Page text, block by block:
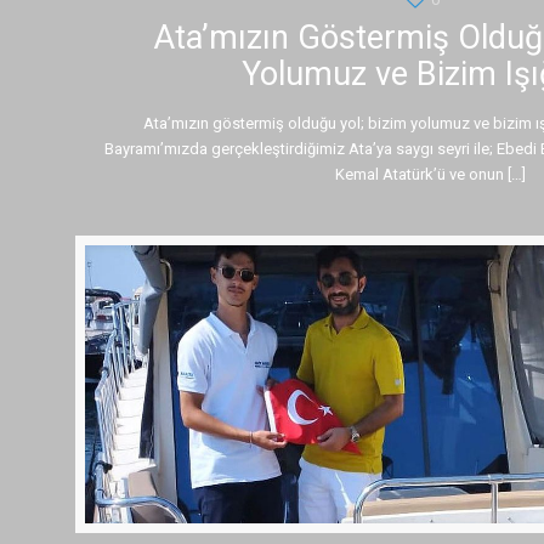
Ata’mızın Göstermiş
Yolumuz ve Bizim
Ata’mızın göstermiş olduğu yol; bizim yolumuz ve bizim
Bayramı’mızda gerçekleştirdiğimiz Ata’ya saygı seyri ile;
Kemal Atatürk’ü ve onun […]